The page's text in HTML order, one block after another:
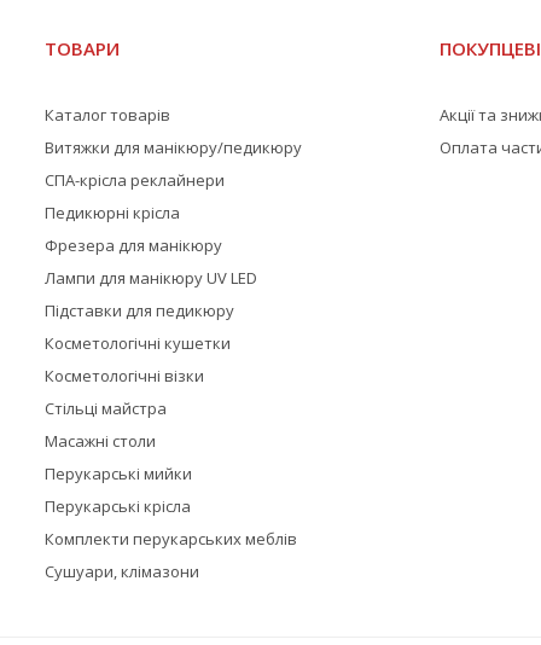
ТОВАРИ
Каталог товарів
Витяжки для манікюру/педикюру
СПА-крісла реклайнери
Педикюрні крісла
Фрезера для манікюру
Лампи для манікюру UV LED
Підставки для педикюру
Косметологічні кушетки
Косметологічні візки
Стільці майстра
Масажні столи
Перукарські мийки
Перукарські крісла
Комплекти перукарських меблів
Сушуари, клімазони
ПОКУПЦЕВІ
Акції та
Оплата